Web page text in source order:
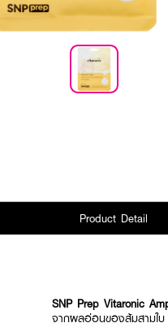
Product Detail
SNP Prep Vitaronic
จากผลอ่อนของส้มสามใ